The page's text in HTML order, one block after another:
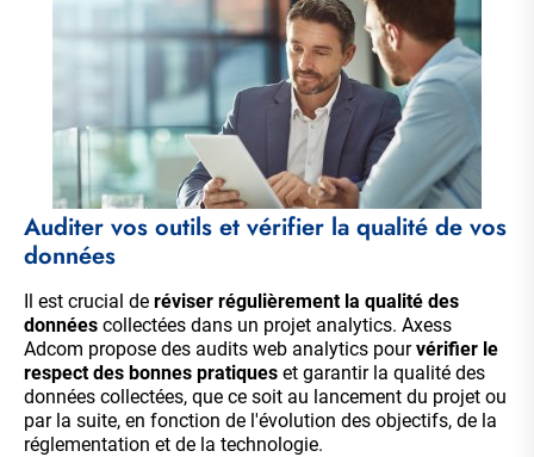
Auditer vos outils et vérifier la qualité de vos
données
Il est crucial de réviser régulièrement la qualité des
données collectées dans un projet analytics. Axess
Adcom propose des audits web analytics pourvérifier le
respect des bonnes pratiques et garantir la qualité des
données collectées, que ce soit au lancement du projet ou
par la suite, en fonction de l'évolution des objectifs, de la
réglementation et de la technologie.